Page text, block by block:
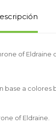
of Eldraine
base a
of Eldraine.